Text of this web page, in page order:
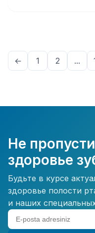
← 1 2 ...
Не
здоровье
Будьте в курсе
здоровье полости
и наших